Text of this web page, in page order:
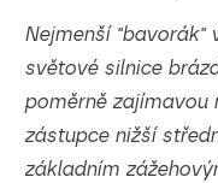
Nejmenší "bavorák"
světové silnice
poměrně zajímavou
zástupce nižší
základním